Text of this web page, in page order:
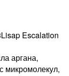
Escalation
аргана,
микромолекул,